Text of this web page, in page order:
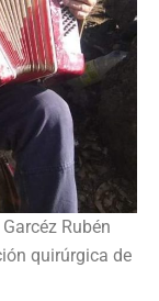
Rubén
quirúrgica de